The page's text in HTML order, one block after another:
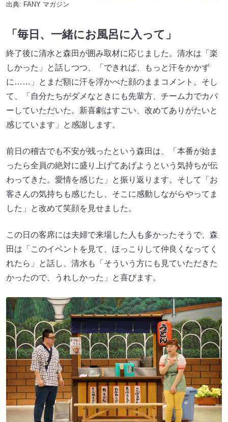
出典: FANY マガジン
「毎日、一緒にお風呂に入って」
終了後に清水と森田が囲み取材に応じました。清水は「楽
しかった」と話しつつ、「できれば、もっと汗をかかず
に……」とまだ額に汗を浮かべた顔のままコメント。そし
て、「自分たちがダメなときにも先輩方、チーム力でカバ
ーしていただいた。新喜劇はすごい、改めてありがたいと
感じています」と感謝します。
前日の稽古でも不安が残ったという森田は、「本番が始ま
ったら全員の絶対に盛り上げてあげようという気持ちが伝
わってきた。愛情を感じた」と振り返ります。そして「お
客さんの気持ちも感じたし、そこに感動しながらやってま
した」と改めて笑顔を見せました。
この日の客席には夫婦で来場した人も多かったそうで、森
田は「このイベントを見て、ほっこりして仲良くなってく
れたら」と話し、清水も「そういう方にも見ていただきた
かったので、うれしかった」と喜びます。